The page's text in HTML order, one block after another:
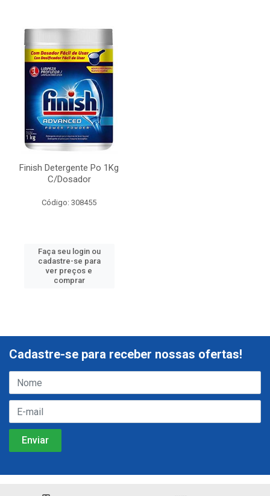
Finish Detergente Po 1Kg
C/Dosador
Código: 308455
Faça seu login ou
cadastre-se para
ver preços e
comprar
Cadastre-se para receber nossas ofertas!